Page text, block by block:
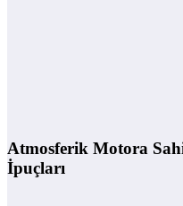
Atmosferik Motora
İpuçları